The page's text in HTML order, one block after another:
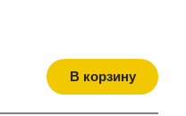
В корзину